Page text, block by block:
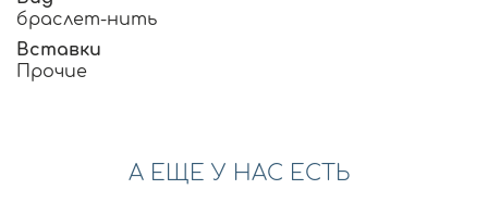
браслет-нить
Вставки
Прочие
А ЕЩЕ У НАС ЕСТЬ